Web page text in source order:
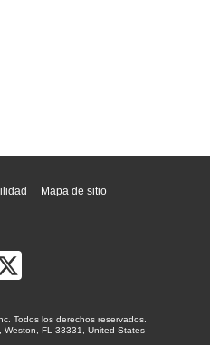
Mapa de sitio
Todos los derechos reservados.
Weston, FL 33331, United States